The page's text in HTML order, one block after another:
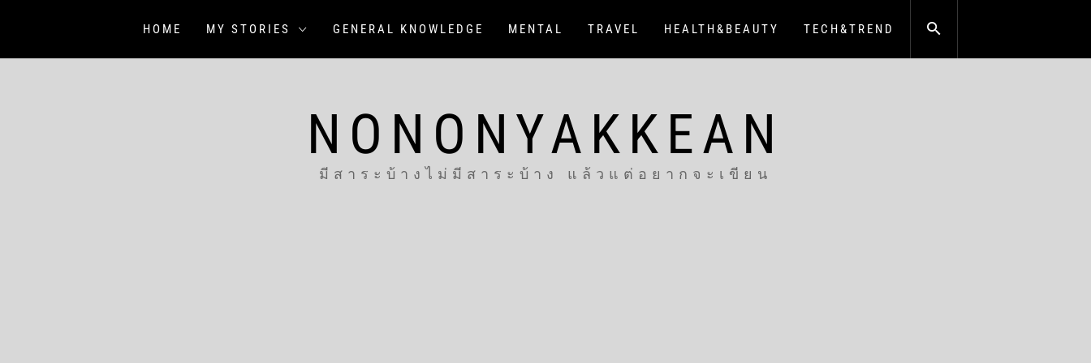
HOME MY STORIES GENERAL KNOWLEDGE MENTAL TRAVEL HEALTH&BEAUTY TECH&TREND
NONONYAKKEAN
มีสาระบ้างไม่มีสาระบ้าง แล้วแต่อยากจะเขียน